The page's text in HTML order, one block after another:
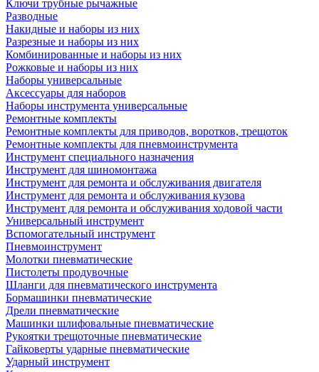
Ключи трубные рычажные
Разводные
Накидные и наборы из них
Разрезные и наборы из них
Комбинированные и наборы из них
Рожковые и наборы из них
Наборы универсальные
Аксессуары для наборов
Наборы инструмента универсальные
Ремонтные комплекты
Ремонтные комплекты для приводов, воротков, трещоток
Ремонтные комплекты для пневмоинструмента
Инструмент специального назначения
Инструмент для шиномонтажа
Инструмент для ремонта и обслуживания двигателя
Инструмент для ремонта и обслуживания кузова
Инструмент для ремонта и обслуживания ходовой части
Универсальный инструмент
Вспомогательный инструмент
Пневмоинструмент
Молотки пневматические
Пистолеты продувочные
Шланги для пневматического инструмента
Бормашинки пневматические
Дрели пневматические
Машинки шлифовальные пневматические
Рукоятки трещоточные пневматические
Гайковерты ударные пневматические
Ударный инструмент